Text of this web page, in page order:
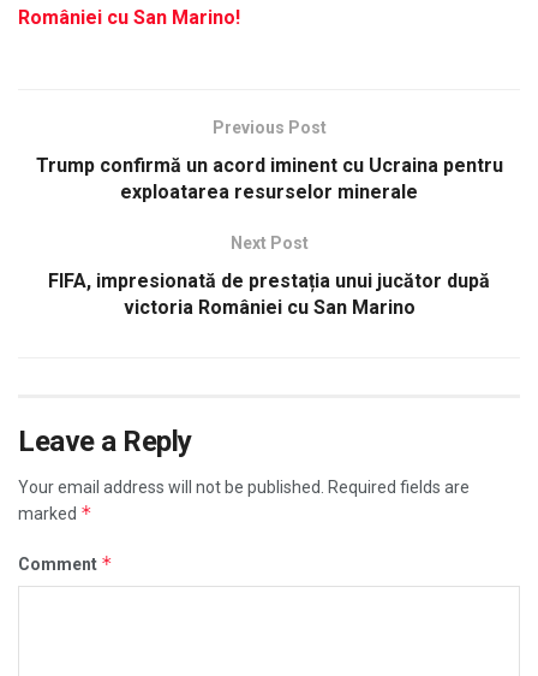
României cu San Marino!
Previous Post
Trump confirmă un acord iminent cu Ucraina pentru
exploatarea resurselor minerale
Next Post
FIFA, impresionată de prestația unui jucător după
victoria României cu San Marino
Leave a Reply
Your email address will not be published.
Required fields are
marked *
Comment *